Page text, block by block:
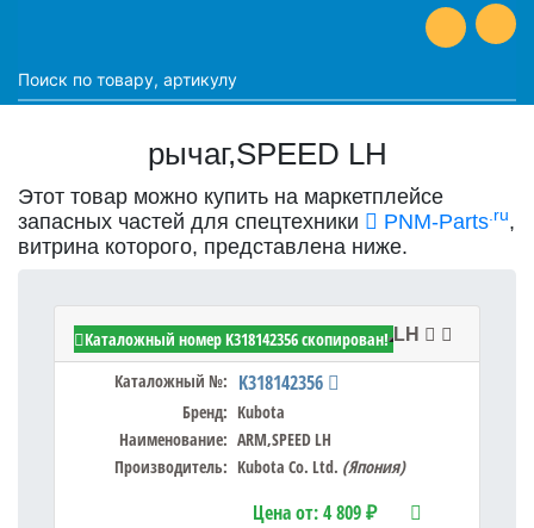
рычаг,SPEED LH
Этот товар можно купить на маркетплейсе
запасных частей для спецтехники
PNM-Parts.ru,
витрина которого, представлена ниже.
Kubota K318142356 - ARM,SPEED LH
Каталожный №: K318142356
Бренд: Kubota
Наименование: ARM,SPEED LH
Производитель: Kubota Co. Ltd. (Япония)
Цена от:4 809 ₽
Каталожный номер K318142356 скопирован!